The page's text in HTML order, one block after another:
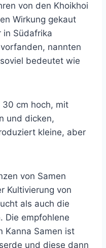
von den Khoikhoi
Wirkung gekaut
in Südafrika
nannten
bedeutet wie
30 cm hoch, mit
und dicken,
kleine, aber
von Samen
Kultivierung von
als auch die
Die empfohlene
Kanna Samen ist
und diese dann